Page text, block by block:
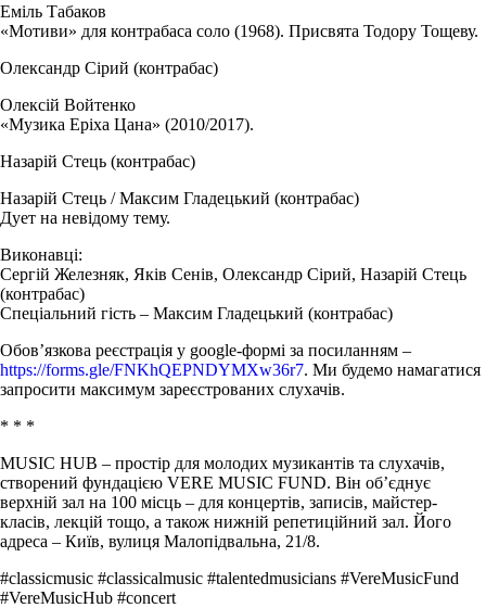
Еміль Табаков
«Мотиви» для контрабаса соло (1968). Присвята Тодору Тощеву.
Олександр Сірий (контрабас)
Олексій Войтенко
«Музика Еріха Цана» (2010/2017).
Назарій Стець (контрабас)
Назарій Стець / Максим Гладецький (контрабас)
Дует на невідому тему.
Виконавці:
Сергій Железняк, Яків Сенів, Олександр Сірий, Назарій Стець
(контрабас)
Спеціальний гість – Максим Гладецький (контрабас)
Обов’язкова реєстрація у google-формі за посиланням –
https://forms.gle/FNKhQEPNDYMXw36r7. Ми будемо намагатися
запросити максимум зареєстрованих слухачів.
* * *
MUSIC HUB – простір для молодих музикантів та слухачів,
створений фундацією VERE MUSIC FUND. Він об’єднує
верхній зал на 100 місць – для концертів, записів, майстер-
класів, лекцій тощо, а також нижній репетиційний зал. Його
адреса – Київ, вулиця Малопідвальна, 21/8.
#classicmusic #classicalmusic #talentedmusicians #VereMusicFund
#VereMusicHub #concert